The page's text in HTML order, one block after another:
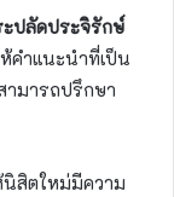
ปลัดประจิรักษ์
คำแนะนำที่เป็น
ามารถปรึกษา
สิตใหม่มีความ